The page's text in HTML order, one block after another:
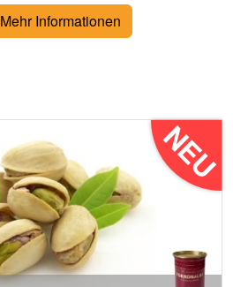
Mehr Informationen
NEU